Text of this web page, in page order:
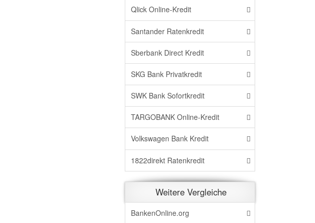
Qlick Online-Kredit
Santander Ratenkredit
Sberbank Direct Kredit
SKG Bank Privatkredit
SWK Bank Sofortkredit
TARGOBANK Online-Kredit
Volkswagen Bank Kredit
1822direkt Ratenkredit
Weitere Vergleiche
BankenOnline.org